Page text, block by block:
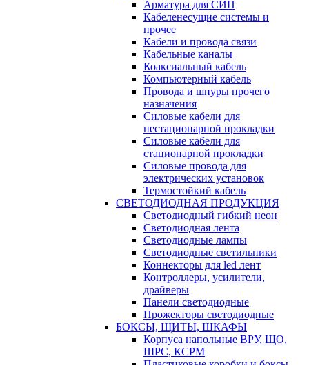
Арматура для СИП
Кабеленесущие системы и
прочее
Кабели и провода связи
Кабельные каналы
Коаксиальный кабель
Компьютерный кабель
Провода и шнуры прочего
назначения
Силовые кабели для
нестационарной прокладки
Силовые кабели для
стационарной прокладки
Силовые провода для
электрических установок
Термостойкий кабель
СВЕТОДИОДНАЯ ПРОДУКЦИЯ
Светодиодный гибкий неон
Светодиодная лента
Светодиодные лампы
Светодиодные светильники
Коннекторы для led лент
Контроллеры, усилители,
драйверы
Панели светодиодные
Прожекторы светодиодные
БОКСЫ, ЩИТЫ, ШКАФЫ
Корпуса напольные ВРУ, ЩО,
ШРС, КСРМ